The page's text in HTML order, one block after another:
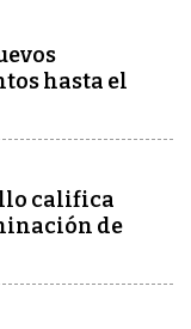
hasta el
califica
de